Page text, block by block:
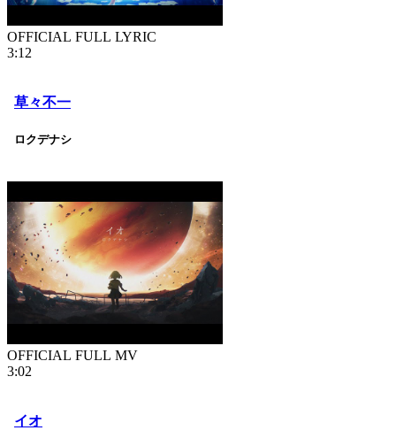
OFFICIAL FULL LYRIC
3:12
草々不一
ロクデナシ
OFFICIAL FULL MV
3:02
イオ